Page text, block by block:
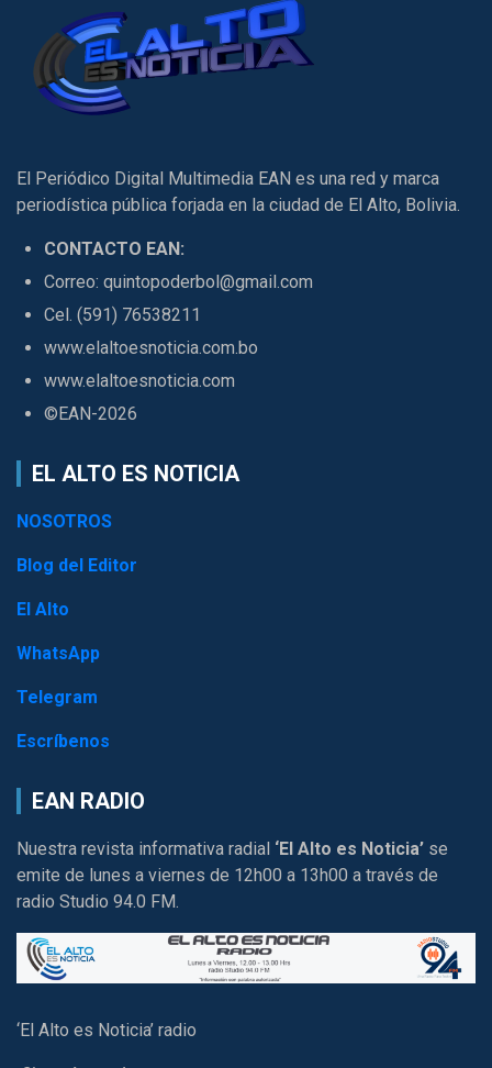
El Periódico Digital Multimedia EAN es una red y marca
periodística pública forjada en la ciudad de El Alto, Bolivia.
CONTACTO EAN:
Correo: quintopoderbol@gmail.com
Cel. (591) 76538211
www.elaltoesnoticia.com.bo
www.elaltoesnoticia.com
©EAN-2026
EL ALTO ES NOTICIA
NOSOTROS
Blog del Editor
El Alto
WhatsApp
Telegram
Escríbenos
EAN RADIO
Nuestra revista informativa radial ‘El Alto es Noticia’ se
emite de lunes a viernes de 12h00 a 13h00 a través de
radio Studio 94.0 FM.
‘El Alto es Noticia’ radio